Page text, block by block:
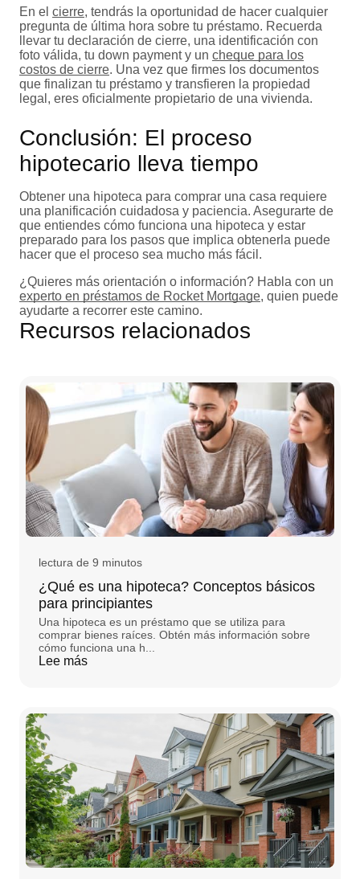
En el cierre, tendrás la oportunidad de hacer cualquier
pregunta de última hora sobre tu préstamo. Recuerda
llevar tu declaración de cierre, una identificación con
foto válida, tu down payment y un cheque para los
costos de cierre. Una vez que firmes los documentos
que finalizan tu préstamo y transfieren la propiedad
legal, eres oficialmente propietario de una vivienda.
Conclusión: El proceso
hipotecario lleva tiempo
Obtener una hipoteca para comprar una casa requiere
una planificación cuidadosa y paciencia. Asegurarte de
que entiendes cómo funciona una hipoteca y estar
preparado para los pasos que implica obtenerla puede
hacer que el proceso sea mucho más fácil.
¿Quieres más orientación o información? Habla con un
experto en préstamos de Rocket Mortgage, quien puede
ayudarte a recorrer este camino.
Recursos relacionados
lectura de 9 minutos
¿Qué es una hipoteca? Conceptos básicos
para principiantes
Una hipoteca es un préstamo que se utiliza para
comprar bienes raíces. Obtén más información sobre
cómo funciona una h...
Lee más